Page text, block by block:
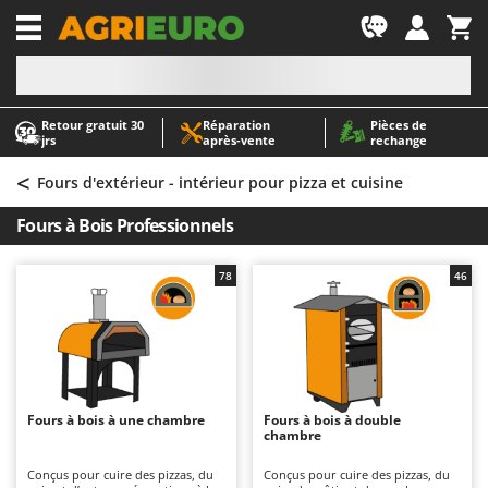
Retour gratuit 30
jrs
Réparation
après‑vente
Pièces de
rechange
-1
A
Abris de jardin
Accessoires pour tracteurs tondeuses autoportés
Aérateurs Scarificateurs pour gazon
Arracheuses de pommes de terre pour tracteur
Aspirateurs - Balais Électriques
Aspirateurs à cendres
Aspirateurs à feuilles sur roues
Aspirateurs de piscine
Aspirateurs Multifonctions
Atomiseurs agricoles pour tracteurs
Atomiseurs pour traitements
A
AgriEuro Premium
AgriEuro TOP-LINE
AGT
Airmec
AL-KO
ALA 2000
Alce
Ama
< Fours d'extérieur - intérieur pour pizza et cuisine
Fours à Bois Professionnels
Fours à bois à une chambre
Conçus pour cuire des pizzas, du
78
Fours à bois à double
chambre
Conçus pour cuire des pizzas, du
46